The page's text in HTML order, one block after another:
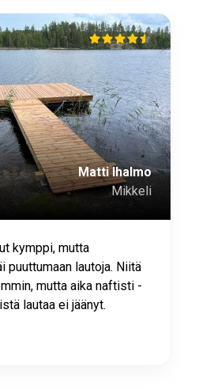
Matti Ihalmo
Mikkeli
kymppi, mutta
puuttumaan lautoja. Niitä
mutta aika naftisti -
lautaa ei jäänyt.